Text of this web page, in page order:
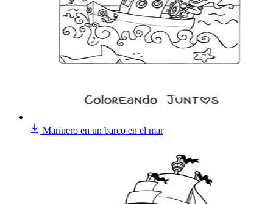
Marinero en un barco en el mar